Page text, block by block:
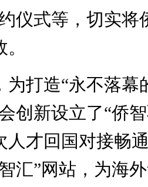
仪式等，切实将
打造“永不落幕
创新设立了“侨
人才回国对接畅
汇”网站，为海